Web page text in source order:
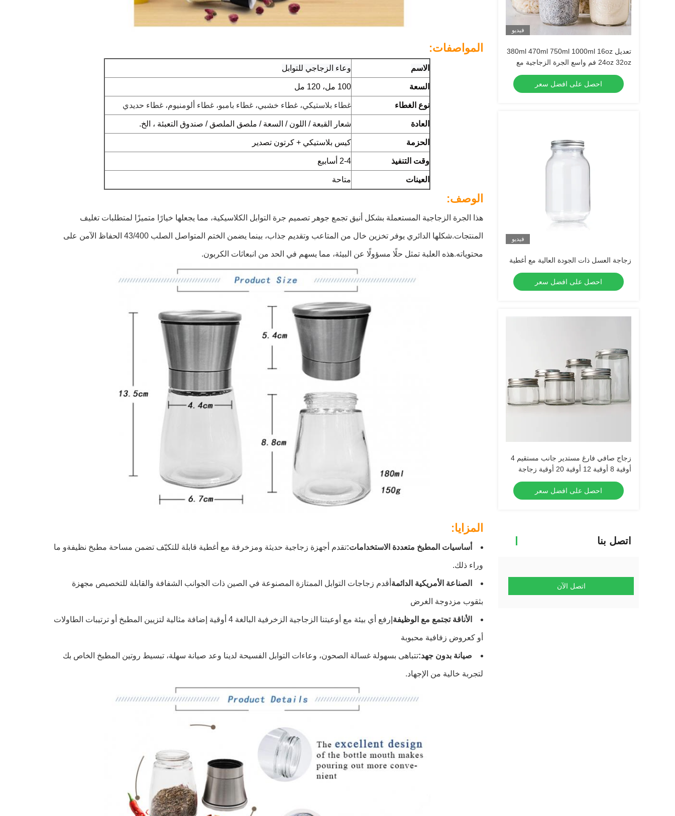
فيديو
تعديل 380ml 470ml 750ml 1000ml 16oz
24oz 32oz فم واسع الجرة الزجاجية مع
غطاء في السائبة
احصل على افضل سعر
فيديو
زجاجة العسل ذات الجودة العالية مع أغطية
احصل على افضل سعر
زجاج صافي فارغ مستدير جانب مستقيم 4
أوقية 8 أوقية 12 أوقية 20 أوقية زجاجة
زجاجية حاوية الطعام مع غطاء معدني عميق
احصل على افضل سعر
اتصل بنا
اتصل الآن
المواصفات:
الاسم وعاء الزجاجي للتوابل
السعة 100 مل، 120 مل
نوع الغطاء غطاء بلاستيكي، غطاء خشبي، غطاء بامبو، غطاء ألومنيوم، غطاء حديدي
العادة شعار القبعة / اللون / السعة / ملصق الملصق / صندوق التعبئة ، الخ.
الحزمة كيس بلاستيكي + كرتون تصدير
وقت التنفيذ 2-4 أسابيع
العينات متاحة
الوصف:
هذا الجرة الزجاجية المستعملة بشكل أنيق تجمع جوهر تصميم جرة التوابل الكلاسيكية، مما يجعلها خيارًا متميزًا لمتطلبات تغليف
المنتجات.شكلها الدائري يوفر تخزين خال من المتاعب وتقديم جذاب، بينما يضمن الختم المتواصل الصلب 43/400 الحفاظ الآمن على
محتوياته.هذه العلبة تمثل حلًا مسؤولًا عن البيئة، مما يسهم في الحد من انبعاثات الكربون.
المزايا:
أساسيات المطبخ متعددة الاستخدامات:تقدم أجهزة زجاجية حديثة ومزخرفة مع أغطية قابلة للتكيّف تضمن مساحة مطبخ نظيفةو ما
وراء ذلك.
الصناعة الأمريكية الدائمة أقدم زجاجات التوابل الممتازة المصنوعة في الصين ذات الجوانب الشفافة والقابلة للتخصيص مجهزة
بثقوب مزدوجة الغرض
الأناقة تجتمع مع الوظيفة إرفع أي بيئة مع أوعيتنا الزجاجية الزخرفية البالغة 4 أوقية إضافة مثالية لتزيين المطبخ أو ترتيبات الطاولات
أو كعروض زفافية محبوبة
صيانة بدون جهد:تتباهى بسهولة غسالة الصحون، وعاءات التوابل الفسيحة لدينا وعد صيانة سهلة، تبسيط روتين المطبخ الخاص بك
لتجربة خالية من الإجهاد.